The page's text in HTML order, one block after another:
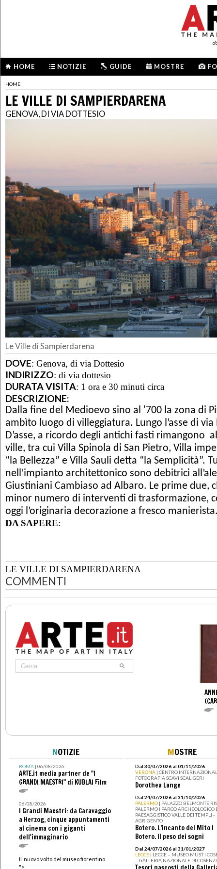
HOME NOTIZIE GUIDE MOSTRE
HOME
LE VILLE DI SAMPIERDARENA
GENOVA, DI VIA DOTTESIO
Le Ville di Sampierdarena
DOVE: Genova, di via Dottesio
INDIRIZZO: di via dottesio
DURATA VISITA: 1 ora e 30 minuti circa
DESCRIZIONE:
Dalla fine del Medioevo sino al '700 la zona di
ambìto luogo di villeggiatura. Lungo l’asse di
D’asse, a ricordo degli antichi fasti rimangono
ville, tra cui Villa Spinola di San Pietro, Villa
“la Bellezza” e Villa Sauli detta “la Semplicità”.
nell’impianto architettonico sono debitrici
Giustiniani Cambiaso ad Albaro. Le prime due,
minor numero di interventi di trasformazione,
oggi l’originaria decorazione a fresco
DA SAPERE:
LE VILLE DI SAMPIERDARENA
COMMENTI
NOTIZIE
ROMA| 06/08/2026
ARTE.it media partner de "I
GRANDI MAESTRI" di KUBLAI Film
06/08/2026
I Grandi Maestri: da Caravaggio
a Herzog, cinque appuntamenti
al cinema con i giganti
dell'immaginario
Il nuovo volto del museo fiorentino
">
MOSTRE
Dal 30/07/2026 al 01/11/2026
VERONA | CENTRO
FOTOGRAFIA SCAVI SCALIGERI
Dorothea Lange
Dal 24/07/2026 al 31/10/2026
PALERMO | PALAZZO BELMONTE
PALERMO I PARCO ARCHEOLOGICO
PAESAGGISTICO VALLE DEI TEMPLI -
AGRIGENTO
Botero. L’incanto del Mito I
Botero. Il peso dei sogni
Dal 24/07/2026 al 31/01/2027
LECCE | LECCE – MUSEO MUST I
– GALLERIA NAZIONALE DI